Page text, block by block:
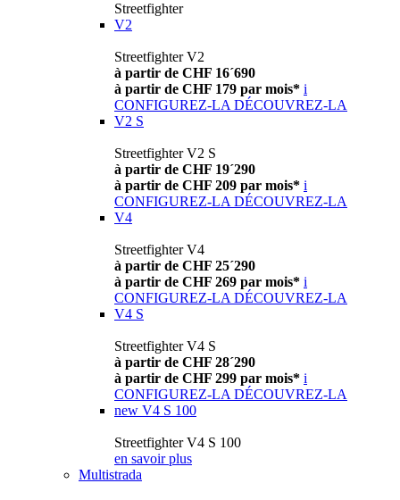
Streetfighter
V2
Streetfighter V2
à partir de CHF 16´690
à partir de CHF 179 par mois* i
CONFIGUREZ-LA DÉCOUVREZ-LA
V2 S
Streetfighter V2 S
à partir de CHF 19´290
à partir de CHF 209 par mois* i
CONFIGUREZ-LA DÉCOUVREZ-LA
V4
Streetfighter V4
à partir de CHF 25´290
à partir de CHF 269 par mois* i
CONFIGUREZ-LA DÉCOUVREZ-LA
V4 S
Streetfighter V4 S
à partir de CHF 28´290
à partir de CHF 299 par mois* i
CONFIGUREZ-LA DÉCOUVREZ-LA
new V4 S 100
Streetfighter V4 S 100
en savoir plus
Multistrada